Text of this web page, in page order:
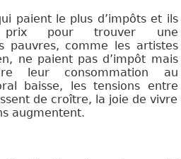
paient le plus d’impôts et ils
prix pour trouver une
pauvres, comme les artistes
ne paient pas d’impôt mais
leur consommation au
baisse, les tensions entre
de croître, la joie de vivre
augmentent.